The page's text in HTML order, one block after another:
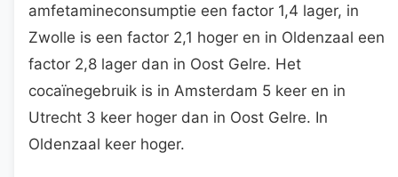
amfetamineconsumptie een factor 1,4 lager, in
Zwolle is een factor 2,1 hoger en in Oldenzaal een
factor 2,8 lager dan in Oost Gelre. Het
cocaïnegebruik is in Amsterdam 5 keer en in
Utrecht 3 keer hoger dan in Oost Gelre. In
Oldenzaal keer hoger.